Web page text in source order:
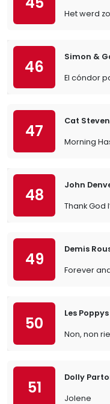
Het werd
46
Simon &
El cóndor
47
Cat
Morning
48
John
Thank God
49
Demis
Forever
50
Les Poppys
Non, non
51
Dolly
Jolene